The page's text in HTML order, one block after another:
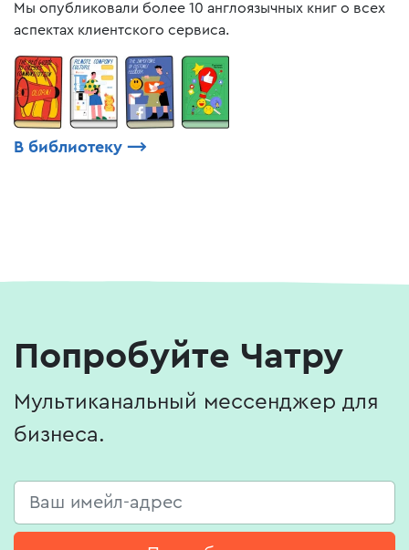
Мы опубликовали более 10 англоязычных книг о всех
аспектах клиентского сервиса.
В библиотеку ⟶
Попробуйте Чатру
Мультиканальный мессенджер для
бизнеса.